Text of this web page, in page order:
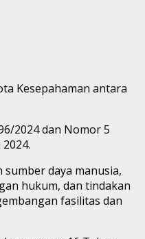
Kesepahaman antara
2024 dan Nomor 5
daya manusia,
hukum, dan tindakan
fasilitas dan